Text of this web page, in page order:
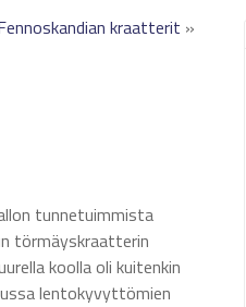
kraatterit »
tunnetuimmista
törmäyskraatterin
koolla oli kuitenkin
lentokyvyttömien